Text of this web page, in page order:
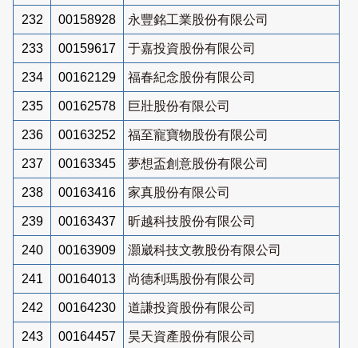
232 00158928 永豐銘工業股份有限公司
233 00159617 于嘉投資股份有限公司
234 00162129 福春紀念股份有限公司
235 00162578 巨壯股份有限公司
236 00163252 福至寵寶物股份有限公司
237 00163345 夢想盃創意股份有限公司
238 00163416 家真股份有限公司
239 00163437 昕越科技股份有限公司
240 00163909 灝崴科技文教股份有限公司
241 00164013 尚德利瑪股份有限公司
242 00164230 道謙投資股份有限公司
243 00164457 昊天資產股份有限公司